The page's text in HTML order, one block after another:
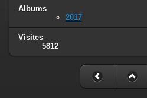
Albums
2017
Visites
5812